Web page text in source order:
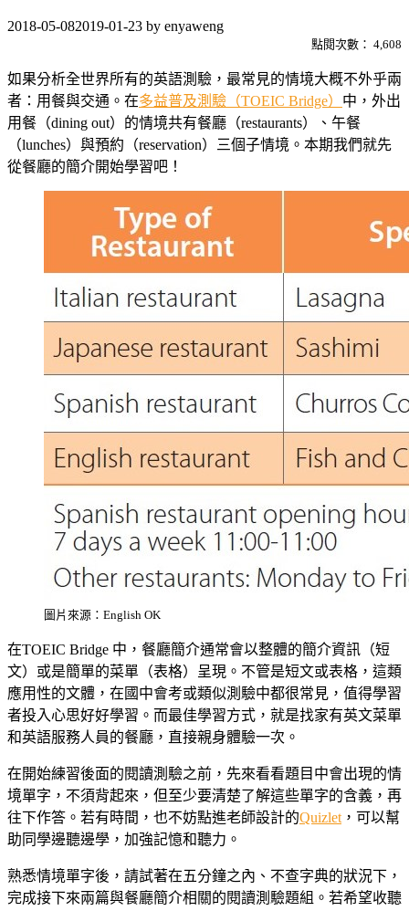
2018-05-082019-01-23 by enyaweng
點閱次數： 4,608
如果分析全世界所有的英語測驗，最常見的情境大概不外乎兩
者：用餐與交通。在多益普及測驗（TOEIC Bridge） 中，外出
用餐（dining out）的情境共有餐廳（restaurants）、午餐
（lunches）與預約（reservation）三個子情境。本期我們就先
從餐廳的簡介開始學習吧！
圖片來源：English OK
在TOEIC Bridge 中，餐廳簡介通常會以整體的簡介資訊（短
文）或是簡單的菜單（表格）呈現。不管是短文或表格，這類
應用性的文體，在國中會考或類似測驗中都很常見，值得學習
者投入心思好好學習。而最佳學習方式，就是找家有英文菜單
和英語服務人員的餐廳，直接親身體驗一次。
在開始練習後面的閱讀測驗之前，先來看看題目中會出現的情
境單字，不須背起來，但至少要清楚了解這些單字的含義，再
往下作答。若有時間，也不妨點進老師設計的Quizlet，可以幫
助同學邊聽邊學，加強記憶和聽力。
熟悉情境單字後，請試著在五分鐘之內、不查字典的狀況下，
完成接下來兩篇與餐廳簡介相關的閱讀測驗題組。若希望收聽